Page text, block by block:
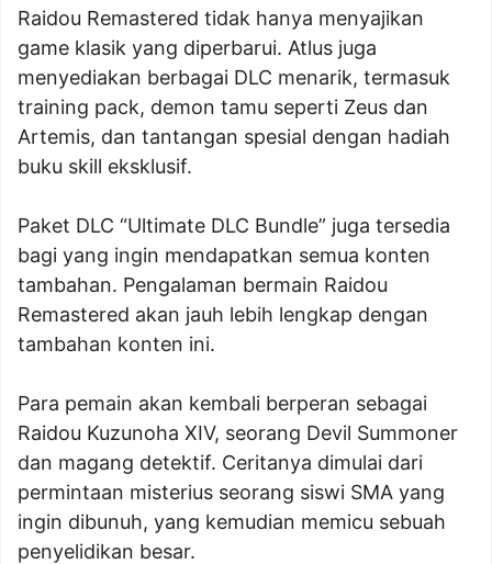
Raidou Remastered tidak hanya menyajikan
game klasik yang diperbarui. Atlus juga
menyediakan berbagai DLC menarik, termasuk
training pack, demon tamu seperti Zeus dan
Artemis, dan tantangan spesial dengan hadiah
buku skill eksklusif.
Paket DLC “Ultimate DLC Bundle” juga tersedia
bagi yang ingin mendapatkan semua konten
tambahan. Pengalaman bermain Raidou
Remastered akan jauh lebih lengkap dengan
tambahan konten ini.
Para pemain akan kembali berperan sebagai
Raidou Kuzunoha XIV, seorang Devil Summoner
dan magang detektif. Ceritanya dimulai dari
permintaan misterius seorang siswi SMA yang
ingin dibunuh, yang kemudian memicu sebuah
penyelidikan besar.